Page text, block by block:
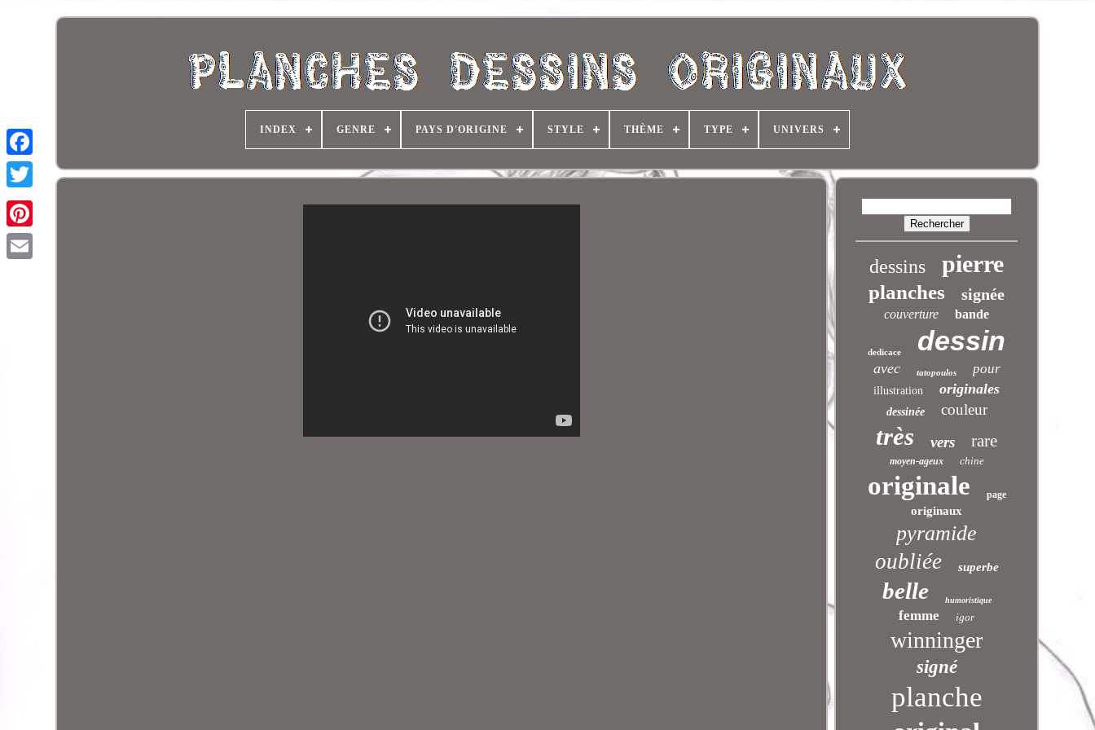
INDEX GENRE PAYS D'ORIGINE STYLE THÈME TYPE UNIVERS
dessins pierre
planches signée
couverture bande
dedicace dessin
avec tatopoulos pour
illustration originales
dessinée couleur
très vers rare
moyen-ageux chine
originale page
originaux
pyramide
oubliée superbe
belle humoristique
femme igor
winninger
signé
planche